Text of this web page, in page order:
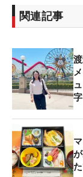
関連記事